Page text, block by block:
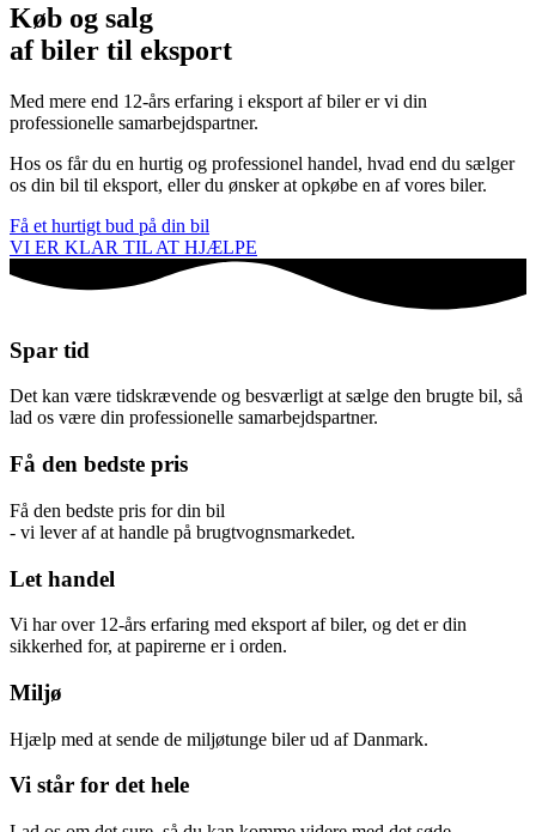
Køb og salg
af biler til eksport
Med mere end 12-års erfaring i eksport af biler er vi din
professionelle samarbejdspartner.
Hos os får du en hurtig og professionel handel, hvad end du sælger
os din bil til eksport, eller du ønsker at opkøbe en af vores biler.
Få et hurtigt bud på din bil
VI ER KLAR TIL AT HJÆLPE
Spar tid
Det kan være tidskrævende og besværligt at sælge den brugte bil, så
lad os være din professionelle samarbejdspartner.
Få den bedste pris
Få den bedste pris for din bil
- vi lever af at handle på brugtvognsmarkedet.
Let handel
Vi har over 12-års erfaring med eksport af biler, og det er din
sikkerhed for, at papirerne er i orden.
Miljø
Hjælp med at sende de miljøtunge biler ud af Danmark.
Vi står for det hele